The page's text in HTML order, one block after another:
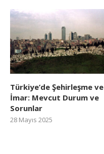
Türkiye’de Şehirleşme ve
İmar: Mevcut Durum ve
Sorunlar
28 Mayıs 2025